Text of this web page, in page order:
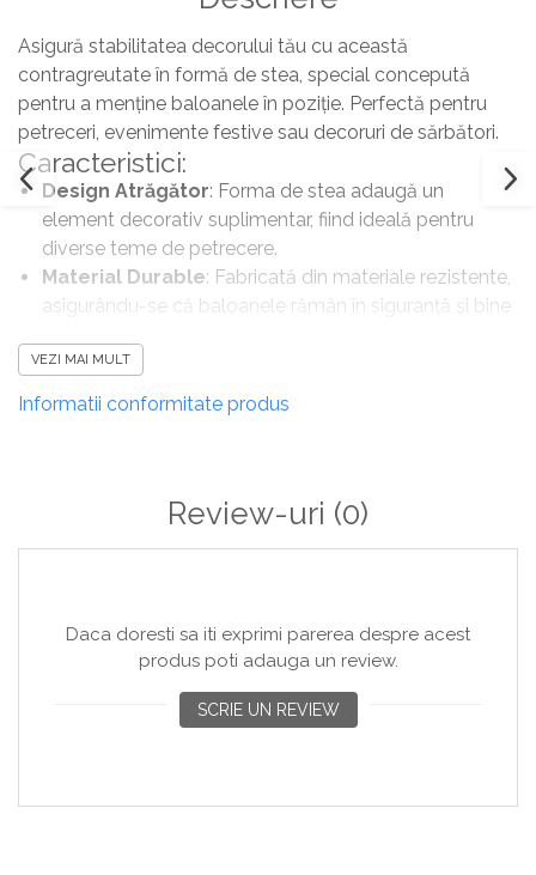
Asigură stabilitatea decorului tău cu această
contragreutate în formă de stea, special concepută
pentru a menține baloanele în poziție. Perfectă pentru
petreceri, evenimente festive sau decoruri de sărbători.
Caracteristici:
Design Atrăgător: Forma de stea adaugă un
element decorativ suplimentar, fiind ideală pentru
diverse teme de petrecere.
Material Durable: Fabricată din materiale rezistente,
asigurându-se că baloanele rămân în siguranță și bine
Greutate Adequată
baloanele, astfel încât să nu plutească în aer sau să se
Contragreutatea în formă de stea este soluția perfectă
VEZI MAI MULT
Informatii conformitate produs
Review-uri (0)
Daca doresti sa iti exprimi parerea despre acest
produs poti adauga un review.
SCRIE UN REVIEW